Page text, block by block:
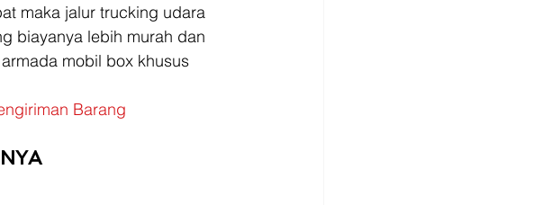
maka jalur trucking udara
biayanya lebih murah dan
mobil box khusus
Barang